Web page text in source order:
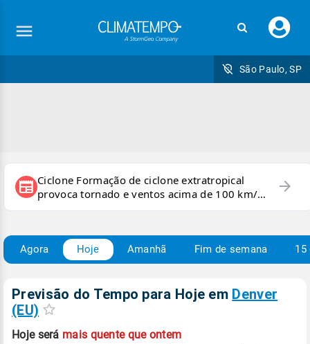
seu
São Paulo, SP
newspaper Ciclone Formação de ciclone extratropical
provoca tornado e ventos acima de 100 km/h
no RS
arrow_forward
Agora Hoje Amanhã Fim de semana 15
Previsão do Tempo para Hoje em Denver
(EU)
Hoje será mais quente que ontem